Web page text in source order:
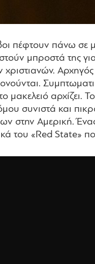
πέφτουν πάνω σε
μπροστά της
χριστιανών.
μακελειό αρχίζει.
συνιστά και
στην Αμερική.
του «Red State»